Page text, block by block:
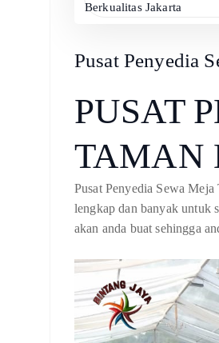
Berkualitas Jakarta
Pusat Penyedia
PUSAT
TAMAN
Pusat Penyedia Sewa
lengkap dan banyak untuk
akan anda buat sehingga